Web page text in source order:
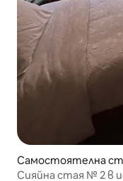
Самостоятелна
Сияйна стая № 2 в